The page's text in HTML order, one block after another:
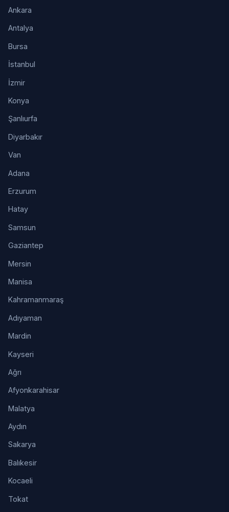
Ankara
Antalya
Bursa
İstanbul
İzmir
Konya
Şanlıurfa
Diyarbakır
Van
Adana
Erzurum
Hatay
Samsun
Gaziantep
Mersin
Manisa
Kahramanmaraş
Adıyaman
Mardin
Kayseri
Ağrı
Afyonkarahisar
Malatya
Aydın
Sakarya
Balıkesir
Kocaeli
Tokat